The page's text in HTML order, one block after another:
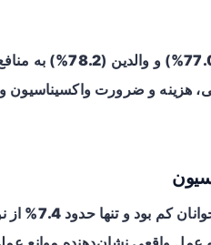
) و والدین (78.2%
) به
هزینه و ضرورت
کم بود و تنها حدود7.4%
از